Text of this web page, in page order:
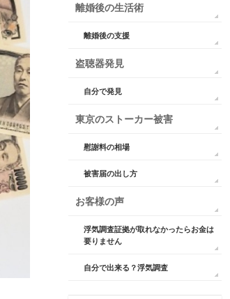
離婚後の生活術
離婚後の支援
盗聴器発見
自分で発見
東京のストーカー被害
慰謝料の相場
被害届の出し方
お客様の声
浮気調査証拠が取れなかったらお金は
要りません
自分で出来る？浮気調査